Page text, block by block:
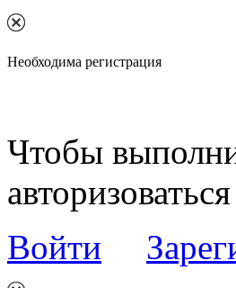
Необходима регистрация
Чтобы
Войти